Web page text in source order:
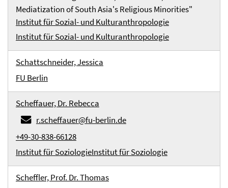
Mediatization of South Asia's Religious Minorities"
Institut für Sozial- und Kulturanthropologie
Institut für Sozial- und Kulturanthropologie
Schattschneider, Jessica
FU Berlin
Scheffauer, Dr. Rebecca
r.scheffauer@fu-berlin.de
+49-30-838-66128
Institut für SoziologieInstitut für Soziologie
Scheffler, Prof. Dr. Thomas